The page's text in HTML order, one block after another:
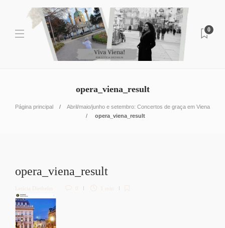
0
opera_viena_result
Página principal
Abril/maio/junho e setembro: Concertos de graça em Viena
opera_viena_result
opera_viena_result
Letícia Diethelm 0 1 min